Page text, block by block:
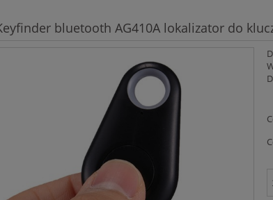
bluetooth AG410A lokalizator do